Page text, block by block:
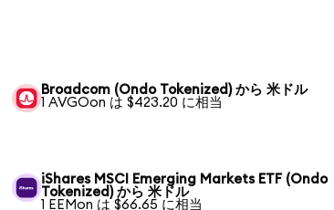
Broadcom (Ondo Tokenized) から 米ドル
1 AVGOon は $423.20 に相当
iShares MSCI Emerging Markets ETF (Ondo
Tokenized) から 米ドル
1 EEMon は $66.65 に相当